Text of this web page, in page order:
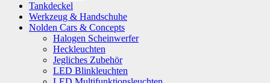
Tankdeckel
Werkzeug & Handschuhe
Nolden Cars & Concepts
Halogen Scheinwerfer
Heckleuchten
Jegliches Zubehör
LED Blinkleuchten